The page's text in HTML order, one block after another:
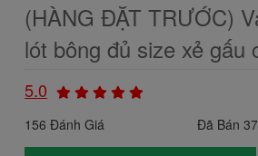
(HÀNG ĐẶT TRƯỚC)
lót bông đủ size xẻ gấu
5.0
156 Đánh Giá Đã Bán